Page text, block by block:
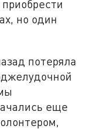
но один
потеряла
еще